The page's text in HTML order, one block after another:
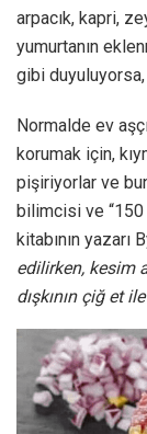
arpacık, kapri,
yumurtanın
gibi
Normalde ev
korumak için,
pişiriyorlar ve
bilimcisi ve
kitabının yazarı
edilirken, kesim
dışkının çiğ et